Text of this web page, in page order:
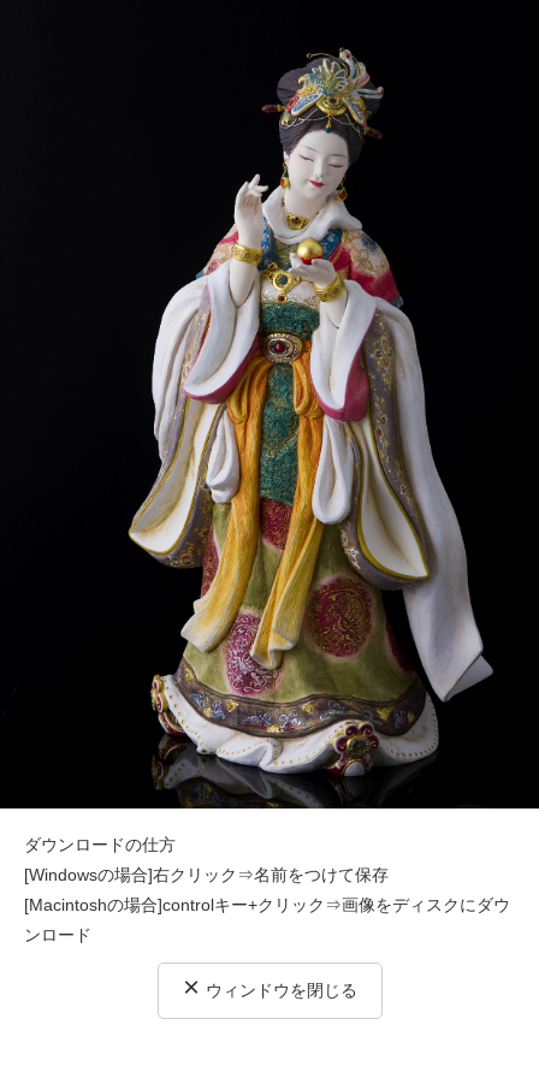
ダウンロードの仕方
[Windowsの場合]右クリック⇒名前をつけて保存
[Macintoshの場合]controlキー+クリック⇒画像をディスクにダウ
ンロード
× ウィンドウを閉じる